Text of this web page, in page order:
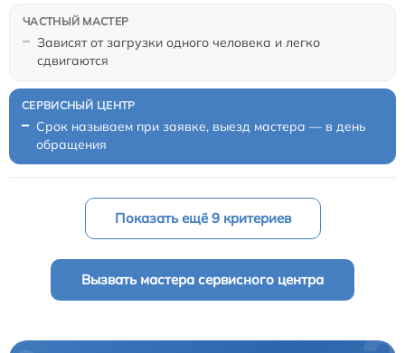
Зависят от загрузки одного человека и легко
сдвигаются
Срок называем при заявке, выезд мастера — в день
обращения
Показать ещё 9 критериев
Вызвать мастера сервисного центра